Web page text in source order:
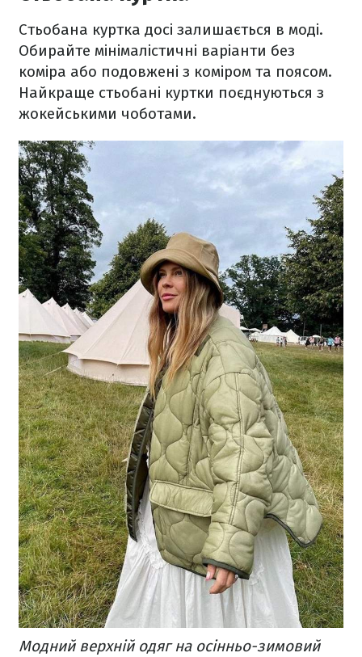
Стьобана куртка досі залишається в моді.
Обирайте мінімалістичні варіанти без
коміра або подовжені з коміром та поясом.
Найкраще стьобані куртки поєднуються з
жокейськими чоботами.
Модний верхній одяг на осінньо-зимовий